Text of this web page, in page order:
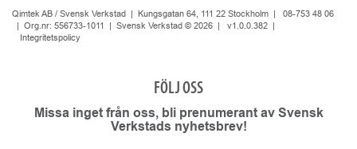
Qimtek AB / Svensk Verkstad | Kungsgatan 64, 111 22 Stockholm | 08-753 48 06
| Org.nr: 556733-1011 | Svensk Verkstad © 2026 | v1.0.0.382
Integritetspolicy
FÖLJ OSS
Missa inget från oss, bli prenumerant av Svensk
Verkstads nyhetsbrev!